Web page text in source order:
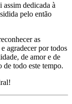
dedicada à
pelo então
as
agradecer por todos
de amor e de
todo este tempo.